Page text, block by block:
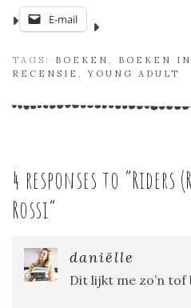
E-mail
TAGS: BOEKEN BOEKEN
RECENSIE
,YOUNG ADULT
4 responses to “Riders
Rossi”
daniëlle
Dit lijkt me zo’n tof